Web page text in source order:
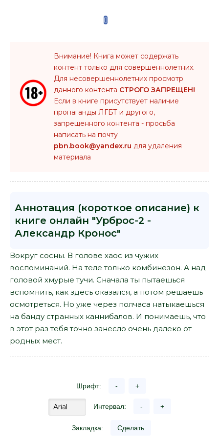
Внимание! Книга может содержать
контент только для совершеннолетних.
Для несовершеннолетних просмотр
данного контента СТРОГО ЗАПРЕЩЕН!
Если в книге присутствует наличие
пропаганды ЛГБТ и другого,
запрещенного контента - просьба
написать на почту
pbn.book@yandex.ru для удаления
материала
Аннотация (короткое описание) к
книге онлайн "Урброс-2 -
Александр Кронос"
Вокруг сосны. В голове хаос из чужих
воспоминаний. На теле только комбинезон. А над
головой хмурые тучи. Сначала ты пытаешься
вспомнить, как здесь оказался, а потом решаешь
осмотреться. Но уже через полчаса натыкаешься
на банду странных каннибалов. И понимаешь, что
в этот раз тебя точно занесло очень далеко от
родных мест.
Шрифт: - +
Интервал: - +
Закладка: Сделать